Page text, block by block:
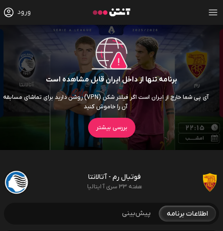
ورود
برنامه تنها از داخل ایران قابل مشاهده است
آی پی شما خارج از ایران است اگر فیلتر شکن (VPN) روشن دارید برای تماشای مسابقه
آن را خاموش کنید
بررسی بیشتر
فوتبال رم - آتالانتا
هفته 33 سری آ ایتالیا
اطلاعات برنامه پیش‌بینی